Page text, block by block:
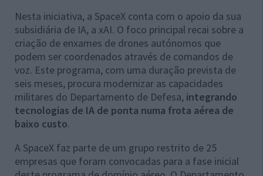
Nesta iniciativa, a SpaceX conta com o apoio da sua
subsidiária de IA, a xAI. O foco principal recai sobre a
criação de enxames de drones autónomos que
podem ser coordenados através de comandos de
voz. Este programa, com uma duração prevista de
seis meses, procura modernizar as capacidades
militares do Departamento de Defesa, integrando
tecnologias de IA de ponta numa frota aérea de
baixo custo.
A SpaceX faz parte de um grupo restrito de 25
empresas que foram convocadas para a fase inicial